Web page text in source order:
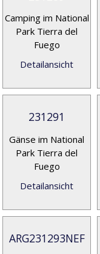
Camping im National
Park Tierra del
Fuego
Detailansicht
231291
Gänse im National
Park Tierra del
Fuego
Detailansicht
ARG231293NEF